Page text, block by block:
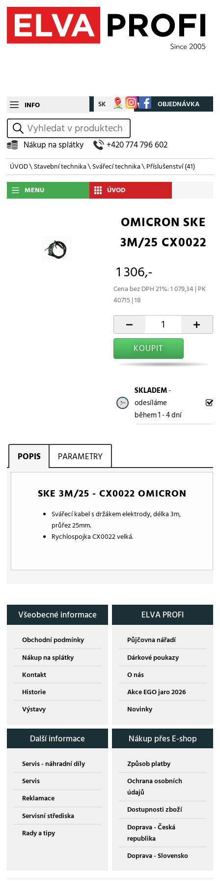
INFO CZ SK Můj účet OBJEDNÁVKA
vyhledat
Nákup na splátky +420 774 796 602
ÚVOD\Stavební technika\Svářecí technika\Příslušenství(41)
MENU ÚVOD
OMICRON SKE
3M/25 CX0022
1 306,-
Cena bez DPH 21%: 1 079,34 | PK
40715 | 18
- +
KOUPIT
SKLADEM-
odesíláme
během 1 - 4 dní
POPIS PARAMETRY
SKE 3M/25 - CX0022 OMICRON
Svářecí kabel s držákem elektrody, délka 3m,
průřez 25mm.
Rychlospojka CX0022 velká.
Všeobecné informace
Obchodní podmínky
Nákup na splátky
Kontakt
Historie
Výstavy
ELVA PROFI
Půjčovna nářadí
Dárkové poukazy
O nás
Akce EGO jaro 2026
Novinky
Další informace
Servis - náhradní díly
Servis
Reklamace
Servisní střediska
Rady a tipy
Nákup přes E-shop
Způsob platby
Ochrana osobních
údajů
Dostupnosti zboží
Doprava - Česká
republika
Doprava - Slovensko